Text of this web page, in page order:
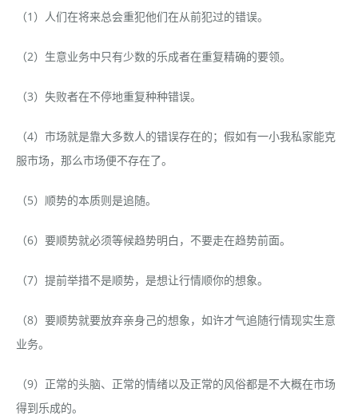
（1）人们在将来总会重犯他们在从前犯过的错误。
（2）生意业务中只有少数的乐成者在重复精确的要领。
（3）失败者在不停地重复种种错误。
（4）市场就是靠大多数人的错误存在的；假如有一小我私家能克
服市场，那么市场便不存在了。
（5）顺势的本质则是追随。
（6）要顺势就必须等候趋势明白，不要走在趋势前面。
（7）提前举措不是顺势，是想让行情顺你的想象。
（8）要顺势就要放弃亲身己的想象，如许才气追随行情现实生意
业务。
（9）正常的头脑、正常的情绪以及正常的风俗都是不大概在市场
得到乐成的。